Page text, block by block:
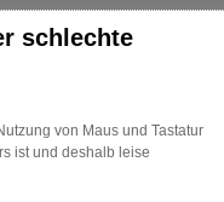
schlechte
von Maus und Tastatur
ist und deshalb leise